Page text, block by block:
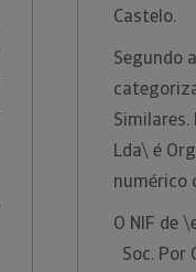
Castelo.
Segundo
Lda\ é
numérico
O NIF de
Soc. Por